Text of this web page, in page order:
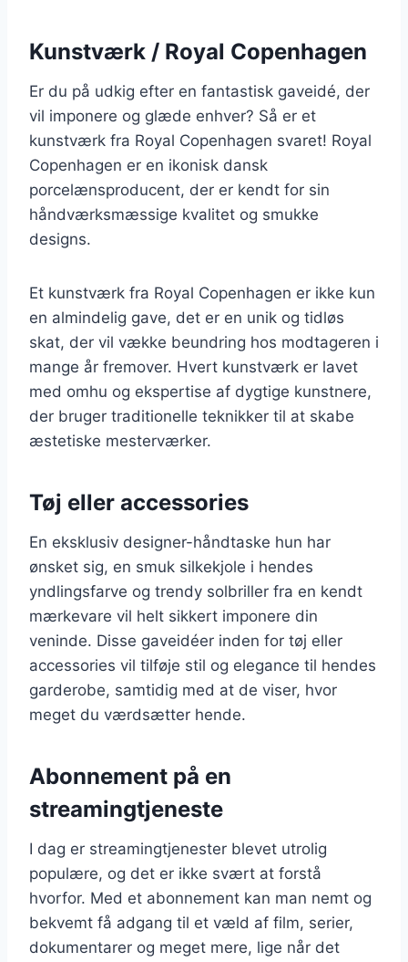
Kunstværk / Royal Copenhagen
Er du på udkig efter en fantastisk gaveidé, der
vil imponere og glæde enhver? Så er et
kunstværk fra Royal Copenhagen svaret! Royal
Copenhagen er en ikonisk dansk
porcelænsproducent, der er kendt for sin
håndværksmæssige kvalitet og smukke
designs.
Et kunstværk fra Royal Copenhagen er ikke kun
en almindelig gave, det er en unik og tidløs
skat, der vil vække beundring hos modtageren i
mange år fremover. Hvert kunstværk er lavet
med omhu og ekspertise af dygtige kunstnere,
der bruger traditionelle teknikker til at skabe
æstetiske mesterværker.
Tøj eller accessories
En eksklusiv designer-håndtaske hun har
ønsket sig, en smuk silkekjole i hendes
yndlingsfarve og trendy solbriller fra en kendt
mærkevare vil helt sikkert imponere din
veninde. Disse gaveidéer inden for tøj eller
accessories vil tilføje stil og elegance til hendes
garderobe, samtidig med at de viser, hvor
meget du værdsætter hende.
Abonnement på en
streamingtjeneste
I dag er streamingtjenester blevet utrolig
populære, og det er ikke svært at forstå
hvorfor. Med et abonnement kan man nemt og
bekvemt få adgang til et væld af film, serier,
dokumentarer og meget mere, lige når det